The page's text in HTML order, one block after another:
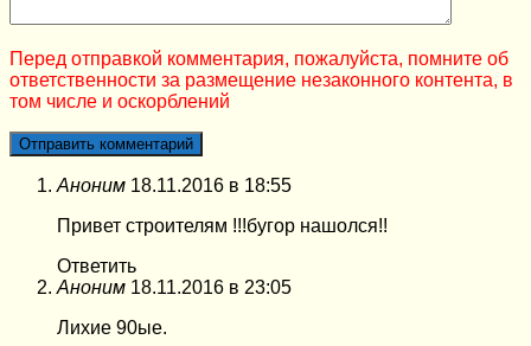
Перед отправкой комментария, пожалуйста, помните об
ответственности за размещение незаконного контента, в
том числе и оскорблений
Аноним 18.11.2016 в 18:55
Привет строителям !!!бугор нашолся!!
Ответить
Аноним 18.11.2016 в 23:05
Лихие 90ые.